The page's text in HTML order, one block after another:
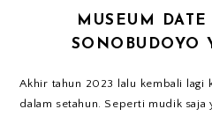
MUSEUM
SONOBUDOYO
Akhir tahun 2023 lalu kembali lagi
dalam setahun. Seperti mudik saja